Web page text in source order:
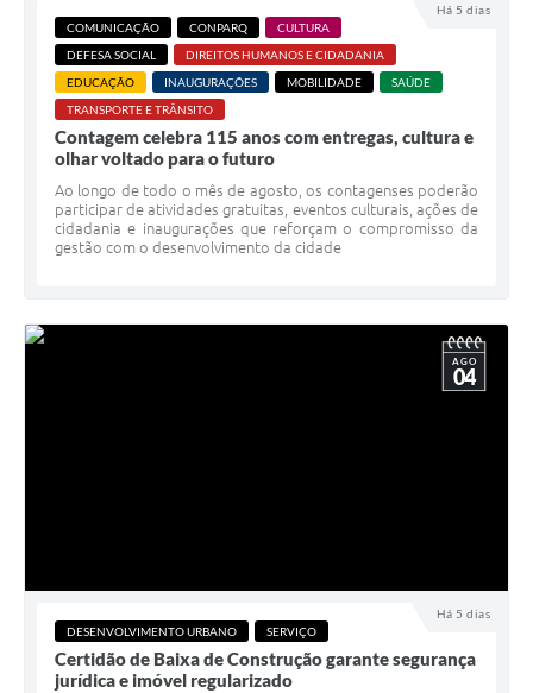
Há 5 dias
COMUNICAÇÃO CONPARQ
CULTURA
DEFESA SOCIAL
DIREITOS HUMANOS E CIDADANIA
EDUCAÇÃO
INAUGURAÇÕES MOBILIDADE
SAÚDE
TRANSPORTE E TRÂNSITO
Contagem celebra 115 anos com entregas, cultura e
olhar voltado para o futuro
Ao longo de todo o mês de agosto, os contagenses poderão
participar de atividades gratuitas, eventos culturais, ações de
cidadania e inaugurações que reforçam o compromisso da
gestão com o desenvolvimento da cidade
Há 5 dias
AGO
04
DESENVOLVIMENTO URBANO SERVIÇO
Certidão de Baixa de Construção garante segurança
jurídica e imóvel regularizado